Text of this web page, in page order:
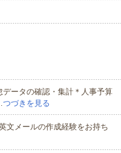
ータの確認・集計＊人事予算
つづきを見る
メールの作成経験をお持ち